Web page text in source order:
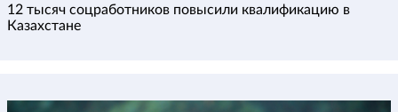
12 тысяч соцработников повысили квалификацию в
Казахстане